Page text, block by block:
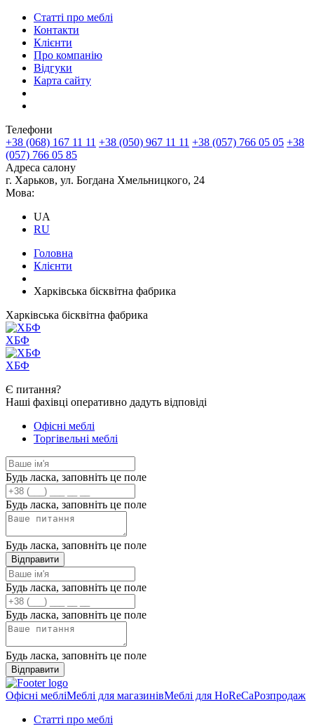
Статті про меблі
Контакти
Клієнти
Про компанію
Відгуки
Карта сайту
Телефони
+38 (068) 167 11 11 +38 (050) 967 11 11 +38 (057) 766 05 05 +38
(057) 766 05 85
Адреса салону
г. Харьков, ул. Богдана Хмельницкого, 24
Мова:
UA
RU
Головна
Клієнти
Харківська бісквітна фабрика
Харківська бісквітна фабрика
ХБФ
ХБФ
Є питання?
Наші фахівці оперативно дадуть відповіді
Офісні меблі
Торгівельні меблі
Будь ласка, заповніть це поле
Будь ласка, заповніть це поле
Будь ласка, заповніть це поле
Відправити
Будь ласка, заповніть це поле
Будь ласка, заповніть це поле
Будь ласка, заповніть це поле
Відправити
Офісні мебліМеблі для магазинівМеблі для HoReCaРозпродаж
Статті про меблі